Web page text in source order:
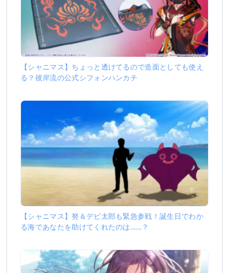
【シャニマス】ちょっと透けてるので造面としても使え
る？彼岸流の公式シフォンハンカチ
【シャニマス】努＆デビ太郎も緊急参戦！誕生日でわか
る海であなたを助けてくれたのは……？